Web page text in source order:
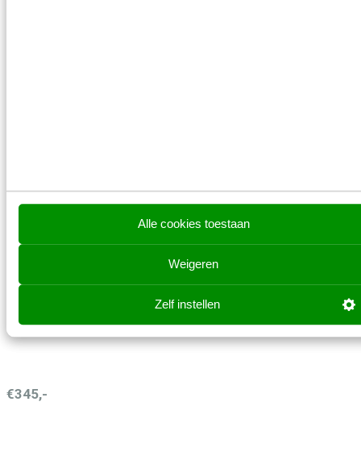
Alle cookies toestaan
Weigeren
Zelf instellen
Prijzen zijn exclusief btw
Super early bird
€345,-